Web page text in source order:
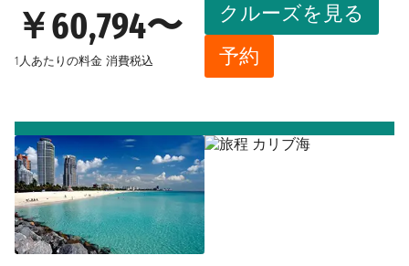
￥60,794〜
1人あたりの料金 消費税込
クルーズを見る
予約